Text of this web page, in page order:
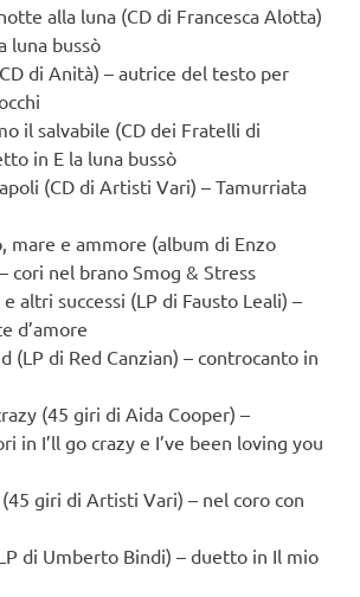
alla luna (CD di Francesca Alotta)
luna bussò
di Anità) – autrice del testo per
il salvabile (CD dei Fratelli di
in E la luna bussò
(CD di Artisti Vari) – Tamurriata
mare e ammore (album di Enzo
cori nel brano Smog & Stress
altri successi (LP di Fausto Leali) –
d’amore
(LP di Red Canzian) – controcanto in
(45 giri di Aida Cooper) –
in I’ll go crazy e I’ve been loving you
giri di Artisti Vari) – nel coro con
di Umberto Bindi) – duetto in Il mio